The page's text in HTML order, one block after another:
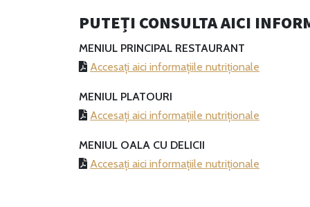
PUTEȚI CONSULTA AICI
MENIUL PRINCIPAL RESTAURANT
Accesați aici informațiile nutriționale
MENIUL PLATOURI
Accesați aici informațiile nutriționale
MENIUL OALA CU DELICII
Accesați aici informațiile nutriționale